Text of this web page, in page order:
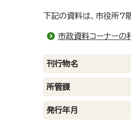
下記の資料は、市役所7
市政資料コーナーの
刊行物名
所管課
発行年月